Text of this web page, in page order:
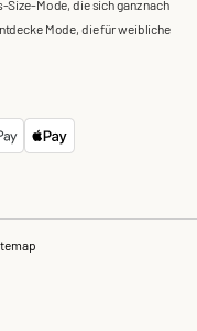
Size-Mode, die sich ganz nach
Mode, die für weibliche